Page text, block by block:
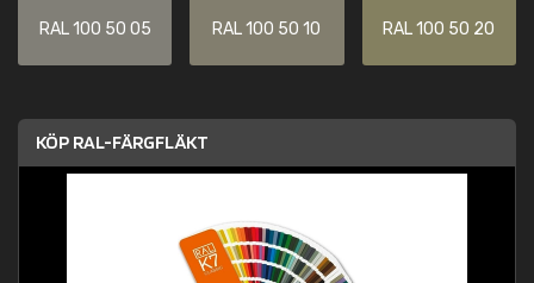
RAL 100 50 05 RAL 100 50 10 RAL 100 50 20
KÖP RAL-FÄRGFLÄKT